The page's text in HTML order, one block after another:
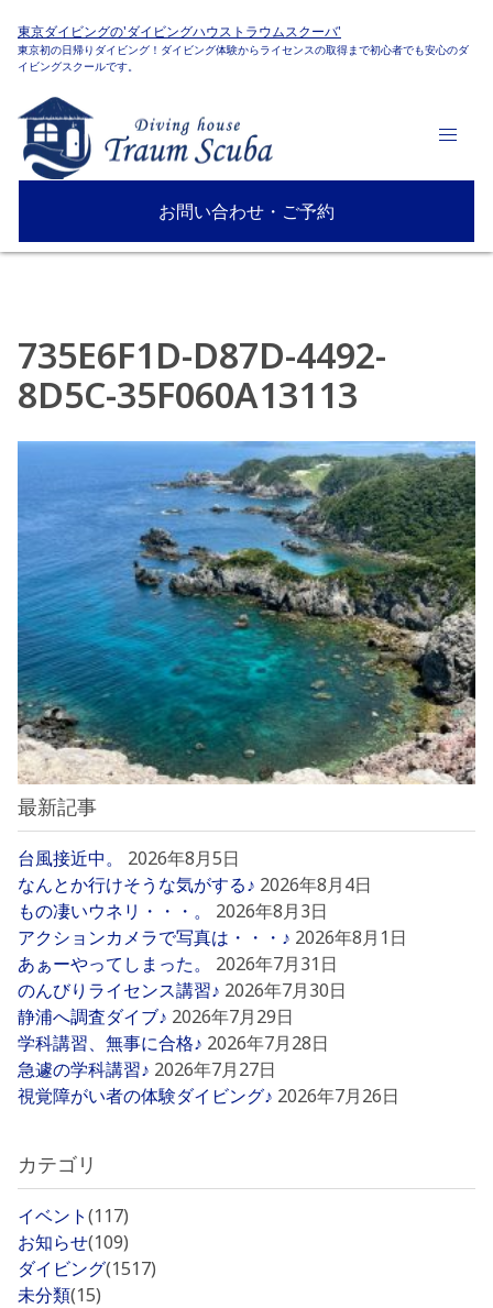
東京ダイビングの'ダイビングハウストラウムスクーバ'
東京初の日帰りダイビング！ダイビング体験からライセンスの取得まで初心者でも安心のダ
イビングスクールです。
お問い合わせ・ご予約
735E6F1D-D87D-4492-
8D5C-35F060A13113
最新記事
台風接近中。
2026年8月5日
なんとか行けそうな気がする♪ 2026年8月4日
もの凄いウネリ・・・。
2026年8月3日
アクションカメラで写真は・・・♪ 2026年8月1日
あぁーやってしまった。
2026年7月31日
のんびりライセンス講習♪ 2026年7月30日
静浦へ調査ダイブ♪ 2026年7月29日
学科講習、無事に合格♪ 2026年7月28日
急遽の学科講習♪ 2026年7月27日
視覚障がい者の体験ダイビング♪ 2026年7月26日
カテゴリ
イベント(117)
お知らせ(109)
ダイビング(1517)
未分類(15)